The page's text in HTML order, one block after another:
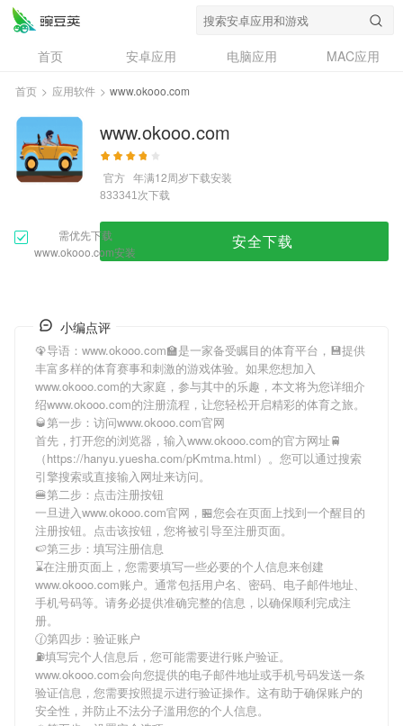
首页 安卓应用 电脑应用
MAC应用
资讯
专题
问答
首页 > 应用软件 > www.okooo.com
www.okooo.com
官方 年满12周岁下载安装
833341次下载
需优先下载
www.okooo.com安装
安全下载
小编点评
🦚导语： www.okooo.com🏫是一家备受瞩目的体育平台，💾提供
丰富多样的体育赛事和刺激的游戏体验。如果您想加入
www.okooo.com的大家庭，参与其中的乐趣，本文将为您详细介
绍www.okooo.com的注册流程，让您轻松开启精彩的体育之旅。
🥃第一步：访问www.okooo.com官网
首先，打开您的浏览器，输入www.okooo.com的官方网址🚆
（https://hanyu.yuesha.com/pKmtma.html）。您可以通过搜索
引擎搜索或直接输入网址来访问。
🍔第二步：点击注册按钮
一旦进入www.okooo.com官网，🏪您会在页面上找到一个醒目的
注册按钮。点击该按钮，您将被引导至注册页面。
🍉第三步：填写注册信息
⌛️在注册页面上，您需要填写一些必要的个人信息来创建
www.okooo.com账户。通常包括用户名、密码、电子邮件地址、
手机号码等。请务必提供准确完整的信息，以确保顺利完成注
册。
🕜第四步：验证账户
⛽️填写完个人信息后，您可能需要进行账户验证。
www.okooo.com会向您提供的电子邮件地址或手机号码发送一条
验证信息，您需要按照提示进行验证操作。这有助于确保账户的
安全性，并防止不法分子滥用您的个人信息。